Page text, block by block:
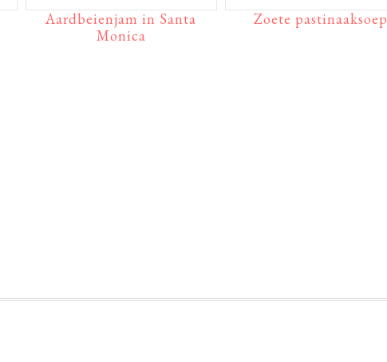
Aardbeienjam in Santa
Monica
Zoete pastinaaksoep